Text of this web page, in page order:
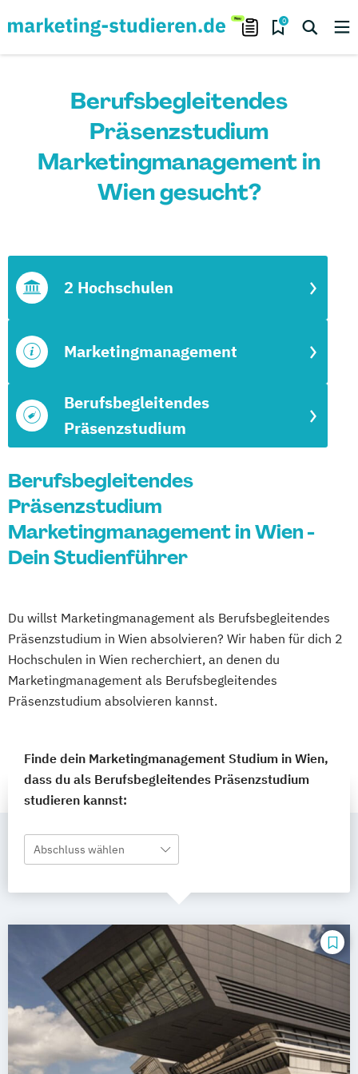
0
Berufsbegleitendes
Präsenzstudium
Marketingmanagement in
Wien gesucht?
Berufsbegleitendes
Präsenzstudium
Marketingmanagement
2 Hochschulen
Berufsbegleitendes
Präsenzstudium
Marketingmanagement in Wien -
Dein Studienführer
Du willst Marketingmanagement als Berufsbegleitendes
Präsenzstudium in Wien absolvieren? Wir haben für dich 2
Hochschulen in Wien recherchiert, an denen du
Marketingmanagement als Berufsbegleitendes
Präsenzstudium absolvieren kannst.
Finde dein Marketingmanagement Studium in Wien,
dass du als Berufsbegleitendes Präsenzstudium
studieren kannst:
Abschluss wählen